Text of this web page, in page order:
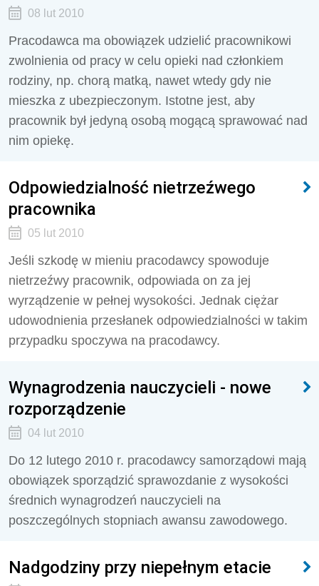
08 lut 2010
Pracodawca ma obowiązek udzielić pracownikowi
zwolnienia od pracy w celu opieki nad członkiem
rodziny, np. chorą matką, nawet wtedy gdy nie
mieszka z ubezpieczonym. Istotne jest, aby
pracownik był jedyną osobą mogącą sprawować nad
nim opiekę.
Odpowiedzialność nietrzeźwego
pracownika
05 lut 2010
Jeśli szkodę w mieniu pracodawcy spowoduje
nietrzeźwy pracownik, odpowiada on za jej
wyrządzenie w pełnej wysokości. Jednak ciężar
udowodnienia przesłanek odpowiedzialności w takim
przypadku spoczywa na pracodawcy.
Wynagrodzenia nauczycieli - nowe
rozporządzenie
04 lut 2010
Do 12 lutego 2010 r. pracodawcy samorządowi mają
obowiązek sporządzić sprawozdanie z wysokości
średnich wynagrodzeń nauczycieli na
poszczególnych stopniach awansu zawodowego.
Nadgodziny przy niepełnym etacie